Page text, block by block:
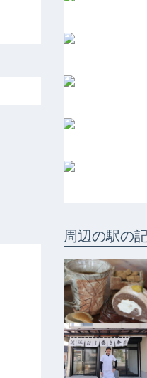
周辺の駅の